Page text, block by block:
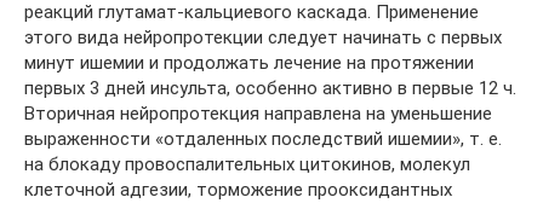
реакций глутамат-кальциевого каскада. Применение
этого вида нейропротекции следует начинать с первых
минут ишемии и продолжать лечение на протяжении
первых 3 дней инсульта, особенно активно в первые 12 ч.
Вторичная нейропротекция направлена на уменьшение
выраженности «отдаленных последствий ишемии», т. е.
на блокаду провоспалительных цитокинов, молекул
клеточной адгезии, торможение прооксидантных